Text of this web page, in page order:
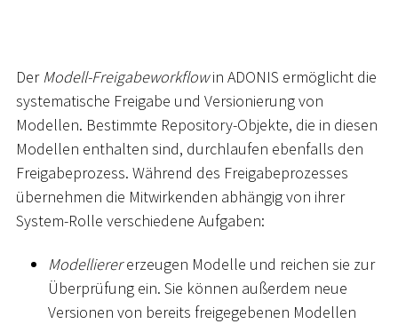
DerModell-Freigabeworkflowin ADONIS ermöglicht die
systematische Freigabe und Versionierung von
Modellen. Bestimmte Repository-Objekte, die in diesen
Modellen enthalten sind, durchlaufen ebenfalls den
Freigabeprozess. Während des Freigabeprozesses
übernehmen die Mitwirkenden abhängig von ihrer
System-Rolle verschiedene Aufgaben:
Modellierererzeugen Modelle und reichen sie zur
Überprüfung ein. Sie können außerdem neue
Versionen von bereits freigegebenen Modellen